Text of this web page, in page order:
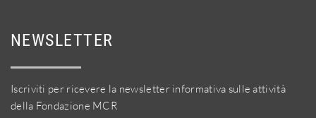
NEWSLETTER
Iscriviti per ricevere la newsletter informativa sulle attività
della Fondazione MCR